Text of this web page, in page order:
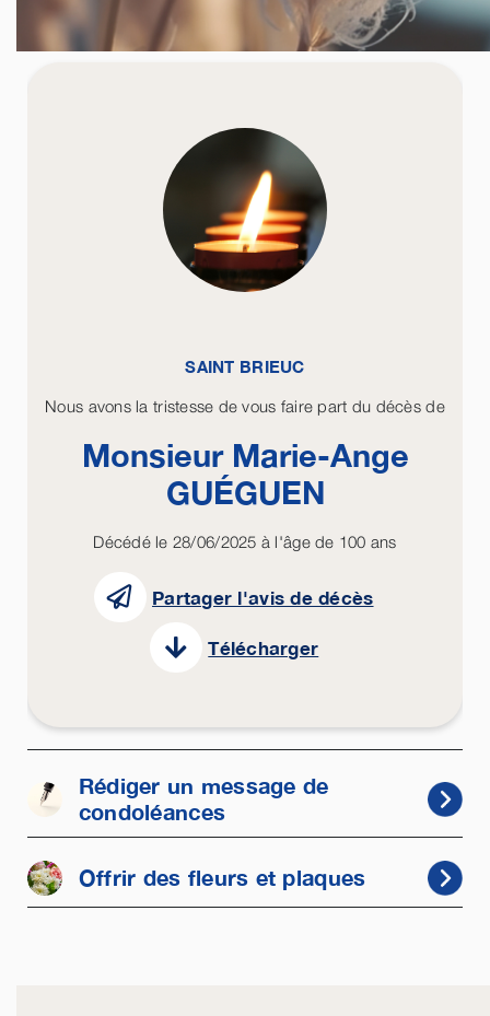
SAINT BRIEUC
Nous avons la tristesse de vous faire part du décès de
Monsieur Marie-Ange
GUÉGUEN
Décédé le 28/06/2025 à l'âge de 100 ans
Partager l'avis de décès
Télécharger
Rédiger un message de
condoléances
Offrir des fleurs et plaques